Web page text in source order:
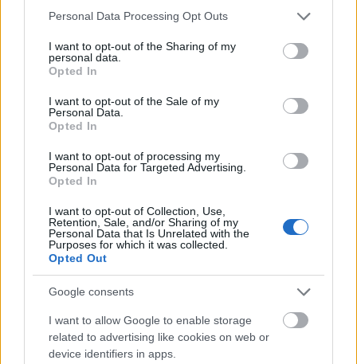
Please note that this website/app uses one or more Google
not limited to your visit or usage behaviour. You may click to
grant or deny consent to Google and its third-party tags to
use your data for below specified purposes in below Google
consent section.
Personal Data Processing Opt Outs
I want to opt-out of the Sharing of my
personal data.
Opted In
I want to opt-out of the Sale of my
Personal Data.
Opted In
I want to opt-out of processing my
Personal Data for Targeted Advertising.
Opted In
I want to opt-out of Collection, Use,
Retention, Sale, and/or Sharing of my
Personal Data that Is Unrelated with the
Purposes for which it was collected.
Opted Out
Google consents
I want to allow Google to enable storage
related to advertising like cookies on web or
device identifiers in apps.
Mi lett Alain Delon vagyonával? Adóhatósági
csavar a sztoriban
HÍREK 2026. júl. 19.
FRISS HÍREK
Odesszát bombázták az oroszok, ukrán
drónok megsértették a NATO-légterét
HÍREK 16 perce